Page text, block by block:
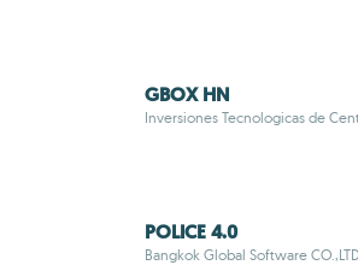
GBOX HN
Inversiones Tecnologicas de
POLICE 4.0
Bangkok Global Software